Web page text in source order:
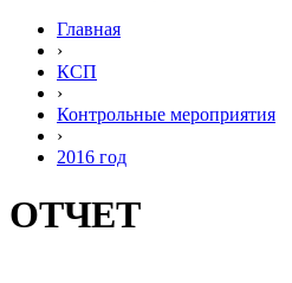
Главная
›
КСП
›
Контрольные мероприятия
›
2016 год
ОТЧЕТ